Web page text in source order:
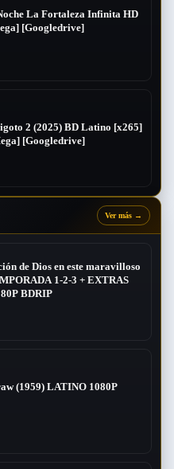
La Fortaleza Infinita HD
[Googledrive]
2 (2025) BD Latino [x265]
[Googledrive]
Ver más →
de Dios en este maravilloso
1-2-3 + EXTRAS
BDRIP
(1959) LATINO 1080P